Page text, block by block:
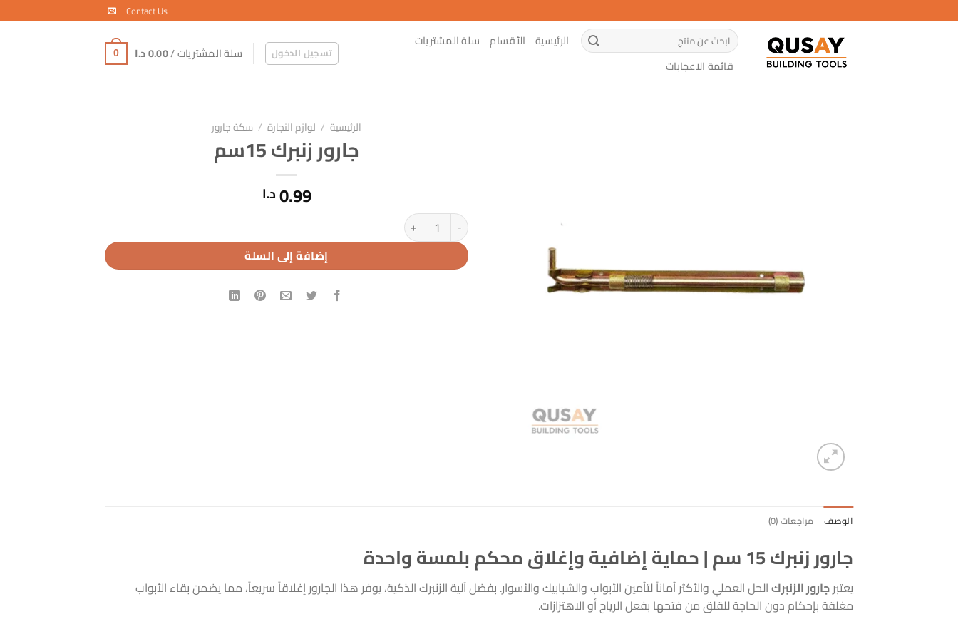
للمحتوى
Contact Us
البحث
عن:
الرئيسية الأقسام سلة المشتريات
قائمة الاعجابات
تسجيل الدخول سلة المشتريات /0.00د.ا 0
الرئيسية / لوازم النجارة / سكة جارور
جارور زنبرك 15سم
0.99د.ا
كمية جارور زنبرك 15سم
إضافة إلى السلة
الوصف مراجعات (0)
جارور زنبرك 15 سم | حماية إضافية وإغلاق محكم بلمسة واحدة
يعتبرجارور الزنبركالحل العملي والأكثر أماناً لتأمين الأبواب والشبابيك والأسوار. بفضل آلية الزنبرك الذكية، يوفر هذا الجارور إغلاقاً سريعاً، مما يضمن بقاء الأبواب
مغلقة بإحكام دون الحاجة للقلق من فتحها بفعل الرياح أو الاهتزازات.